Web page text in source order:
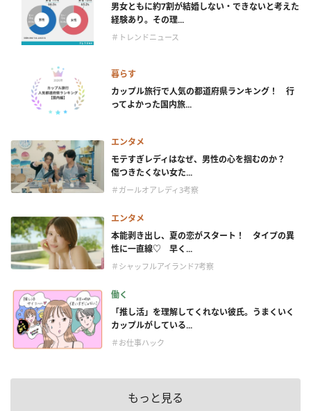
男女ともに約7割が結婚しない・できないと考えた
経験あり。その理...
＃トレンドニュース
暮らす
カップル旅行で人気の都道府県ランキング！ 行
ってよかった国内旅...
エンタメ
モテすぎレディはなぜ、男性の心を掴むのか？
傷つきたくない女た...
＃ガールオアレディ3考察
エンタメ
本能剥き出し、夏の恋がスタート！ タイプの異
性に一直線♡ 早く...
＃シャッフルアイランド7考察
働く
「推し活」を理解してくれない彼氏。うまくいく
カップルがしている...
＃お仕事ハック
もっと見る